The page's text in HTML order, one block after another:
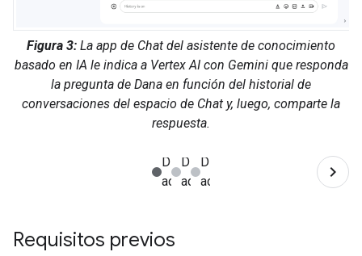
Figura 3: La app de Chat del asistente de conocimiento
basado en IA le indica a Vertex AI con Gemini que responda
la pregunta de Dana en función del historial de
conversaciones del espacio de Chat y, luego, comparte la
respuesta.
Requisitos previos